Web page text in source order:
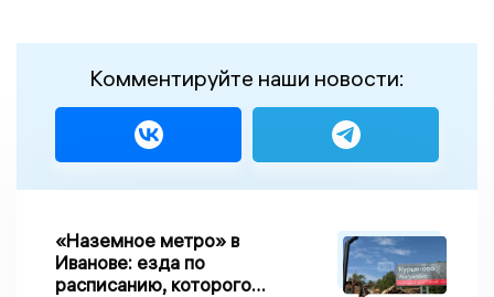
Комментируйте наши новости:
«Наземное метро» в
Иванове: езда по
расписанию, которого